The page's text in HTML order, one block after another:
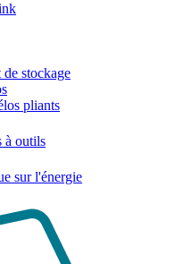
de stockage
pliants
à outils
sur l'énergie